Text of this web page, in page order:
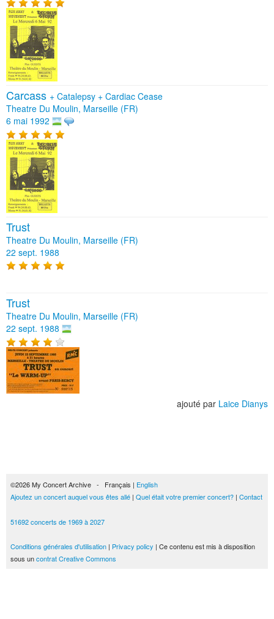
Carcass + Catalepsy + Cardiac Cease
Theatre Du Moulin, Marseille (FR)
6 mai 1992
Trust
Theatre Du Moulin, Marseille (FR)
22 sept. 1988
Trust
Theatre Du Moulin, Marseille (FR)
22 sept. 1988
ajouté par Laice Dianys
©2026 My Concert Archive - Français | English
Ajoutez un concert auquel vous êtes allé | Quel était votre premier concert? | Contact
51692 concerts de 1969 à 2027
Conditions générales d'utilisation | Privacy policy | Ce contenu est mis à disposition
sous uncontrat Creative Commons